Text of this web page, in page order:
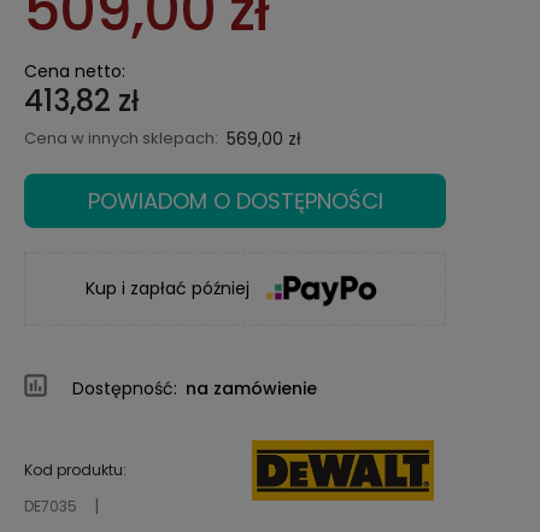
Cena netto:
413,82 zł
Cena w innych sklepach: 569,00 zł
POWIADOM O DOSTĘPNOŚCI
Kup i zapłać później
Dostępność: na zamówienie
Kod produktu:
DE7035